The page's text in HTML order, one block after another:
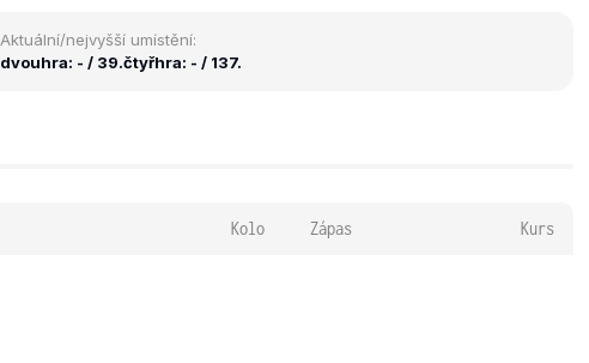
Aktuální/nejvyšší umístění:
dvouhra: - / 39.čtyřhra: - / 137.
Kolo Zápas Kurs